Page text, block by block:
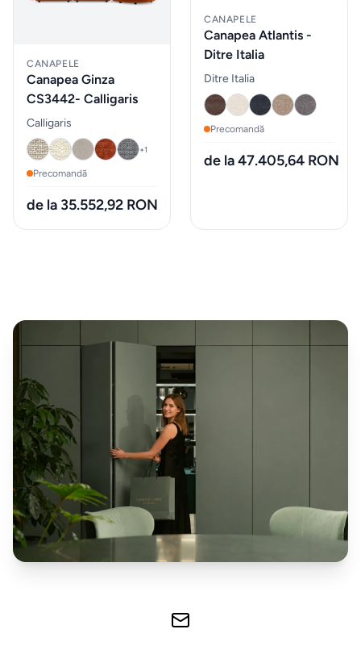
Iluminat
Piese de
&
accesorii
Accesorii
mobilier
Expuse in
showroom
Iluminat
decorativ
Mobilier
exterior
CANAPELE
Canapea Ginza
CS3442- Calligaris
Calligaris
+1
Precomandă
de la 35.552,92 RON
CANAPELE
Canapea Atlantis -
Ditre Italia
Ditre Italia
Precomandă
de la 47.405,64 RON